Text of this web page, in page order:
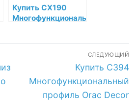
Купить CX190
Многофункциональный
интернет-
СЛЕДУЮЩИЙ
Следующая
запись:
Купить C394
Многофункциональный
профиль Orac Decor